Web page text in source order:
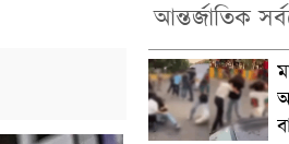
আন্তর্জাতিক